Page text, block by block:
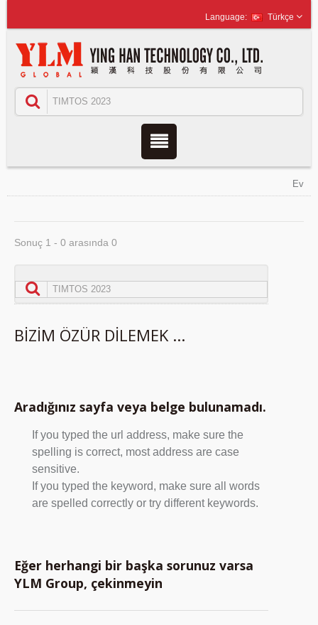
Türkçe
Ev
Sonuç 1 - 0 arasında 0
BIZIM ÖZÜR DILEMEK ...
Aradığınız sayfa veya belge bulunamadı.
If you typed the url address, make sure the
spelling is correct, most address are case
sensitive.
If you typed the keyword, make sure all words
are spelled correctly or try different keywords.
Eğer herhangi bir başka sorunuz varsa
YLM Group, çekinmeyin